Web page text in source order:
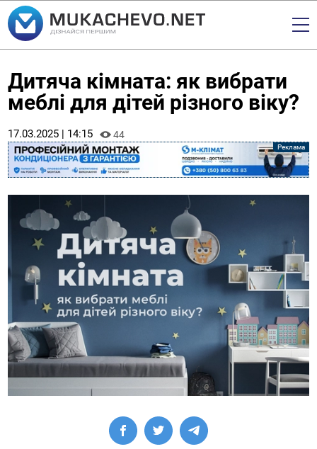
Дитяча кімната: як вибрати
меблі для дітей різного віку?
17.03.2025 | 14:15 44